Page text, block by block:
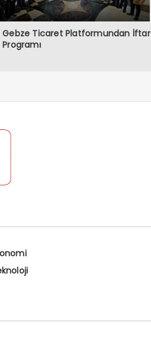
Gebze Ticaret Platformundan İftar
Programı